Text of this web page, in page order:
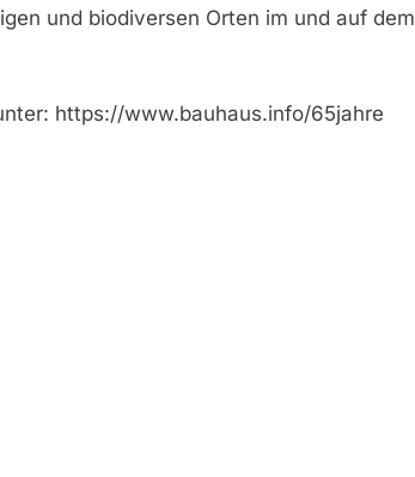
und biodiversen Orten im und auf dem
https://www.bauhaus.info/65jahre